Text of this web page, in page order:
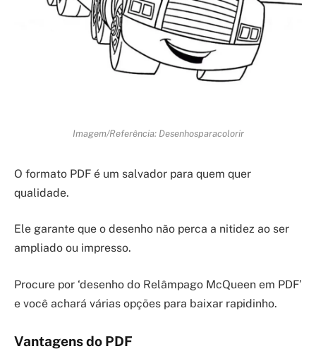
Imagem/Referência: Desenhosparacolorir
O formato PDF é um salvador para quem quer
qualidade.
Ele garante que o desenho não perca a nitidez ao ser
ampliado ou impresso.
Procure por ‘desenho do Relâmpago McQueen em PDF’
e você achará várias opções para baixar rapidinho.
Vantagens do PDF